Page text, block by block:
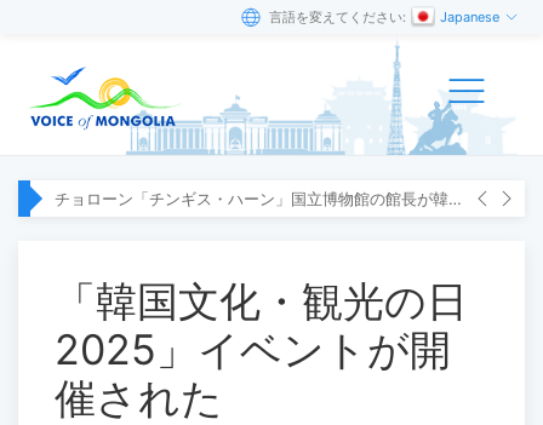
言語を変えてください: Japanese
チョローン「チンギス・ハーン」国立博物館の館長が韓国へ出張
「韓国文化・観光の日
2025」イベントが開
催された